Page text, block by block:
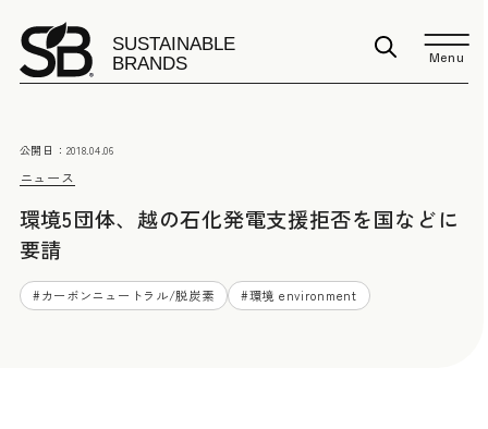
Menu
ニュース
公開日： 2018.04.06
環境5団体、越の石化発電支援拒否を国などに
要請
#カーボンニュートラル/脱炭素 #環境 environment